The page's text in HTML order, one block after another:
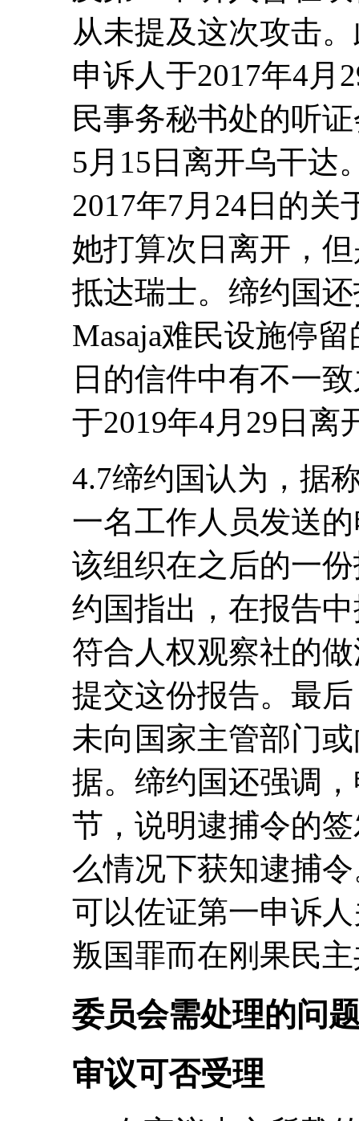
从未提及这次攻击
申诉人于2017年4月
民事务秘书处的听
5月15日离开乌干达
2017年7月24日的
她打算次日离开，
抵达瑞士。缔约国
Masaja难民设施停
日的信件中有不一
于2019年4月29日离
4.7缔约国认为，据
一名工作人员发送
该组织在之后的一
约国指出，在报告
符合人权观察社的
提交这份报告。最
未向国家主管部门
据。缔约国还强调
节，说明逮捕令的
么情况下获知逮捕
可以佐证第一申诉
叛国罪而在刚果民
委员会需处理的问
审议可否受理